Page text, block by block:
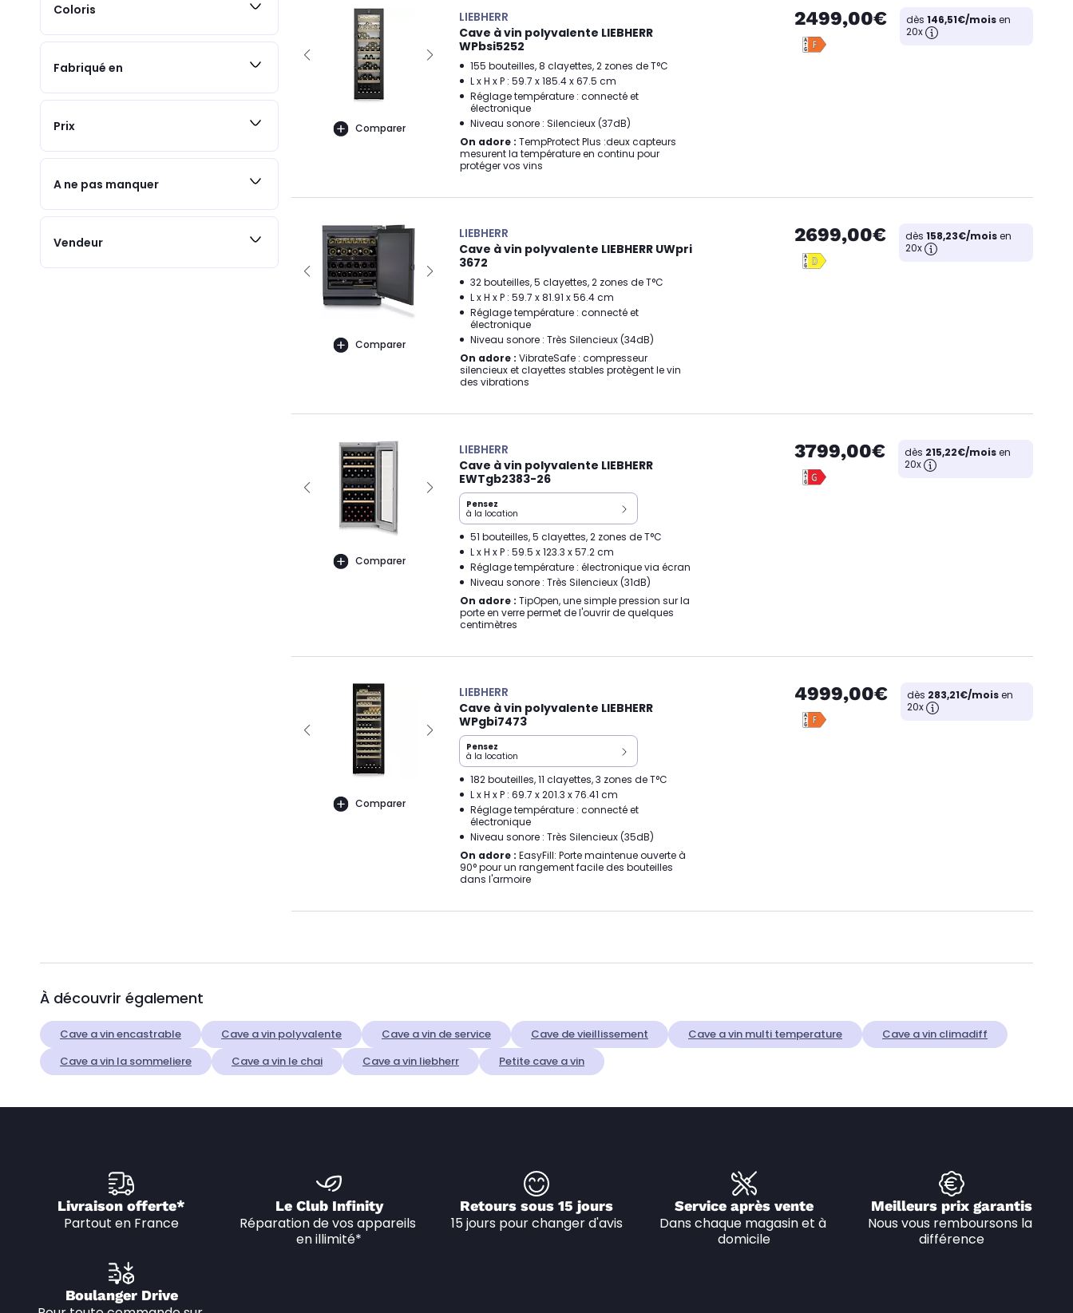
Coloris
Fabriqué en
Prix
A ne pas manquer
Vendeur
Comparer
LIEBHERR
Cave à vin polyvalente LIEBHERR
WPbsi5252
155 bouteilles, 8 clayettes, 2 zones de T°C
L x H x P : 59.7 x 185.4 x 67.5 cm
Réglage température : connecté et
électronique
Niveau sonore : Silencieux (37dB)
On adore : TempProtect Plus :deux capteurs
mesurent la température en continu pour
protéger vos vins
2499,00€ dès 146,51€/moisen
20x
Comparer
LIEBHERR
Cave à vin polyvalente LIEBHERR UWpri
3672
32 bouteilles, 5 clayettes, 2 zones de T°C
L x H x P : 59.7 x 81.91 x 56.4 cm
Réglage température : connecté et
électronique
Niveau sonore : Très Silencieux (34dB)
On adore : VibrateSafe : compresseur
silencieux et clayettes stables protègent le vin
des vibrations
2699,00€ dès 158,23€/moisen
20x
Comparer
LIEBHERR
Cave à vin polyvalente LIEBHERR
EWTgb2383-26
Pensez
à la location
51 bouteilles, 5 clayettes, 2 zones de T°C
L x H x P : 59.5 x 123.3 x 57.2 cm
Réglage température : électronique via écran
Niveau sonore : Très Silencieux (31dB)
On adore : TipOpen, une simple pression sur la
porte en verre permet de l'ouvrir de quelques
centimètres
3799,00€ dès 215,22€/moisen
20x
Comparer
LIEBHERR
Cave à vin polyvalente LIEBHERR
WPgbi7473
Pensez
à la location
182 bouteilles, 11 clayettes, 3 zones de T°C
L x H x P : 69.7 x 201.3 x 76.41 cm
Réglage température : connecté et
électronique
Niveau sonore : Très Silencieux (35dB)
On adore : EasyFill: Porte maintenue ouverte à
90° pour un rangement facile des bouteilles
dans l'armoire
4999,00€ dès 283,21€/moisen
20x
À découvrir également
Cave a vin encastrable Cave a vin polyvalente Cave a vin de service Cave de vieillissement Cave a vin multi temperature
Cave a vin climadiff
Cave a vin la sommeliere
Cave a vin le chai Cave a vin liebherr Petite cave a vin
Livraison offerte*
Partout en France
Le Club Infinity
Réparation de vos appareils
en illimité*
Retours sous 15 jours
15 jours pour changer d'avis
Service après vente
Dans chaque magasin et à
domicile
Meilleurs prix garantis
Nous vous remboursons la
différence
Boulanger Drive